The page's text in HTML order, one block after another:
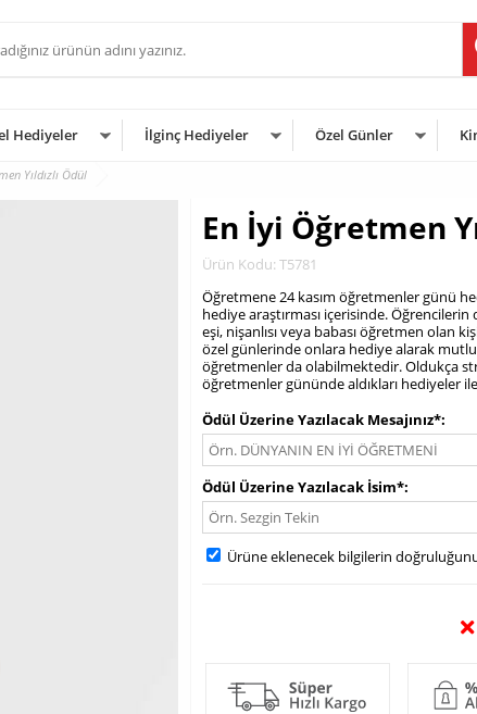
Hediyeler İlginç Hediyeler Özel Günler
Yıldızlı Ödül
En İyi Öğretmen
Ürün Kodu: T5781
​Öğretmene 24 kasım öğretmenler günü
hediye araştırması içerisinde.
eşi, nişanlısı veya babası öğretmen olan
özel günlerinde onlara hediye alarak
öğretmenler da olabilmektedir. Oldukça
öğretmenler gününde aldıkları hediyeler
Ödül Üzerine Yazılacak Mesajınız*
Ödül Üzerine Yazılacak İsim*
Ürüne eklenecek bilgilerin